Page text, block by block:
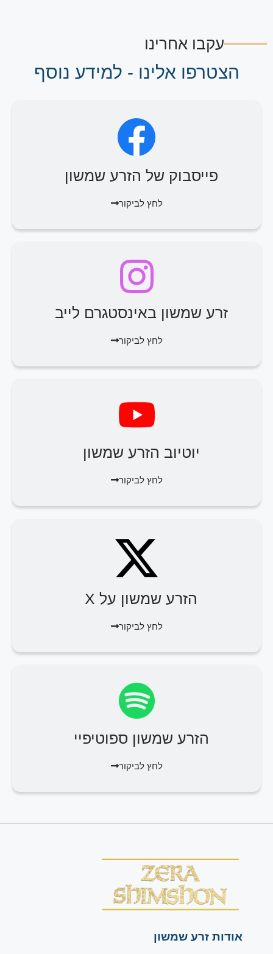
עקבו אחרינו
הצטרפו אלינו - למידע נוסף
פייסבוק של הזרע שמשון
לחץ לביקור
זרע שמשון באינסטגרם לייב
לחץ לביקור
יוטיוב הזרע שמשון
לחץ לביקור
הזרע שמשון על X
לחץ לביקור
הזרע שמשון ספוטיפיי
לחץ לביקור
אודות זרע שמשון